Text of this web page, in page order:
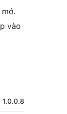
vào
1.0.0.8